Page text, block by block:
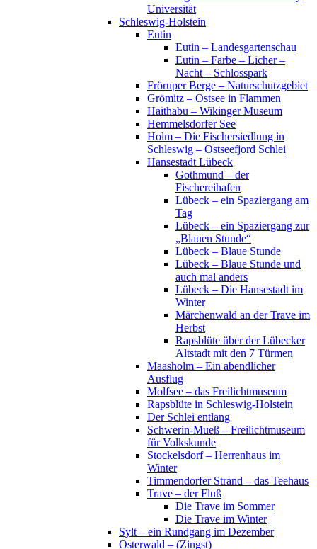
Universität
Schleswig-Holstein
Eutin
Eutin – Landesgartenschau
Eutin – Farbe – Licher –
Nacht – Schlosspark
Fröruper Berge – Naturschutzgebiet
Grömitz – Ostsee in Flammen
Haithabu – Wikinger Museum
Hemmelsdorfer See
Holm – Die Fischersiedlung in
Schleswig – Ostseefjord Schlei
Hansestadt Lübeck
Gothmund – der
Fischereihafen
Lübeck – ein Spaziergang am
Tag
Lübeck – ein Spaziergang zur
„Blauen Stunde“
Lübeck – Blaue Stunde
Lübeck – Blaue Stunde und
auch mal anders
Lübeck – Die Hansestadt im
Winter
Märchenwald an der Trave im
Herbst
Rapsblüte über der Lübecker
Altstadt mit den 7 Türmen
Maasholm – Ein abendlicher
Ausflug
Molfsee – das Freilichtmuseum
Rapsblüte in Schleswig-Holstein
Der Schlei entlang
Schwerin-Mueß – Freilichtmuseum
für Volkskunde
Stockelsdorf – Herrenhaus im
Winter
Timmendorfer Strand – das Teehaus
Trave – der Fluß
Die Trave im Sommer
Die Trave im Winter
Sylt – ein Rundgang im Dezember
Osterwald – (Zingst)